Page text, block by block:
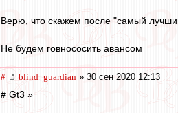
Верю, что скажем после "самый
Не будем говнососить авансом
# blind_guardian » 30 сен 2020 12:13
# Gt3 »